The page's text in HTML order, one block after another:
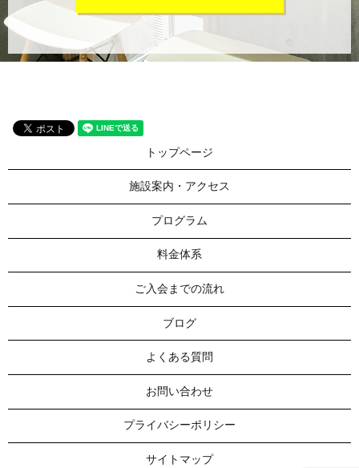
トップページ
施設案内・アクセス
プログラム
料金体系
ご入会までの流れ
ブログ
よくある質問
お問い合わせ
プライバシーポリシー
サイトマップ